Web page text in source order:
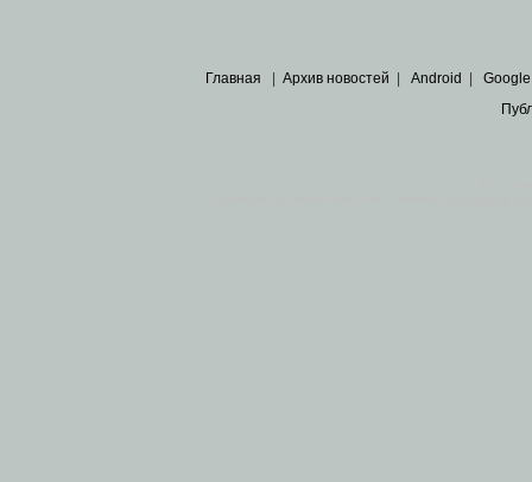
Главная Архив новостей Android Google